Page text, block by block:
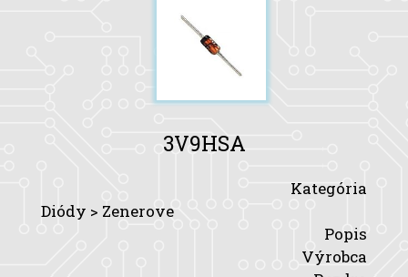
3V9HSA
Kategória
Diódy > Zenerove
Popis
Výrobca